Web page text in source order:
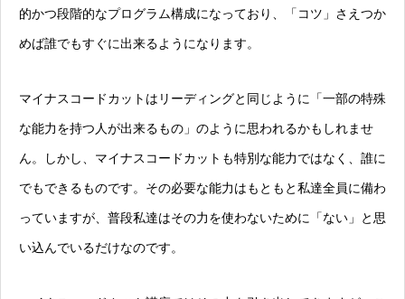
的かつ段階的なプログラム構成になっており、「コツ」さえつか
めば誰でもすぐに出来るようになります。
マイナスコードカットはリーディングと同じように「一部の特殊
な能力を持つ人が出来るもの」のように思われるかもしれませ
ん。しかし、マイナスコードカットも特別な能力ではなく、誰に
でもできるものです。その必要な能力はもともと私達全員に備わ
っていますが、普段私達はその力を使わないために「ない」と思
い込んでいるだけなのです。